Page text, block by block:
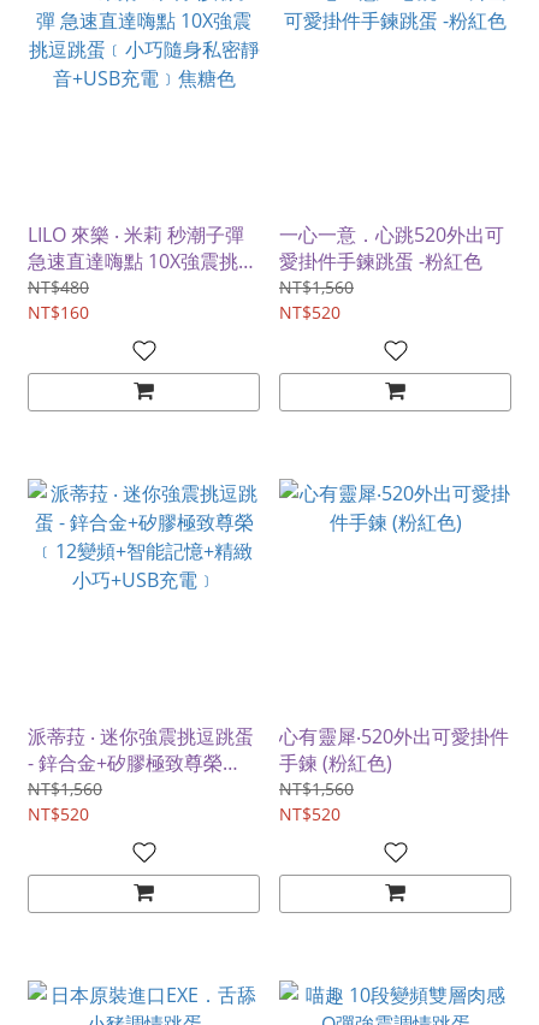
LILO 來樂 ‧ 米莉 秒潮子彈
急速直達嗨點 10X強震挑逗
跳蛋﹝小巧隨身私密靜音
+USB充電﹞焦糖色
NT$480
NT$160
一心一意．心跳520外出可
愛掛件手鍊跳蛋 -粉紅色
NT$1,560
NT$520
派蒂菈 ‧ 迷你強震挑逗跳蛋
- 鋅合金+矽膠極致尊榮
﹝12變頻+智能記憶+精緻
小巧+USB充電﹞
NT$1,560
NT$520
心有靈犀‧520外出可愛掛件
手鍊 (粉紅色)
NT$1,560
NT$520